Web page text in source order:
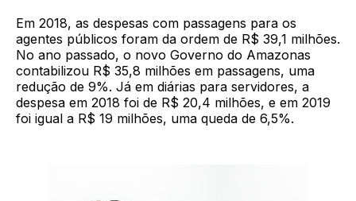
Em 2018, as despesas com passagens para os
agentes públicos foram da ordem de R$ 39,1 milhões.
No ano passado, o novo Governo do Amazonas
contabilizou R$ 35,8 milhões em passagens, uma
redução de 9%. Já em diárias para servidores, a
despesa em 2018 foi de R$ 20,4 milhões, e em 2019
foi igual a R$ 19 milhões, uma queda de 6,5%.